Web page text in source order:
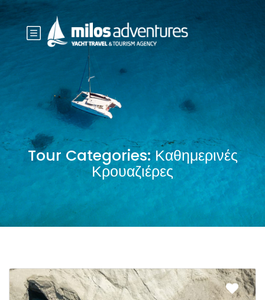
Tour Categories:Καθημερινές
Κρουαζιέρες